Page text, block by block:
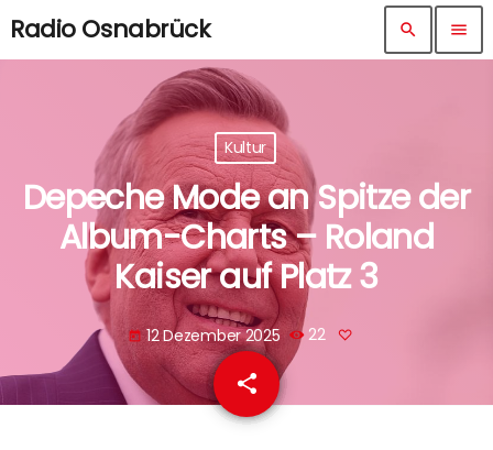
Radio Osnabrück search menu
Kultur
Depeche Mode an Spitze der
Album-Charts – Roland
Kaiser auf Platz 3
today 12 Dezember 2025 22
share
email